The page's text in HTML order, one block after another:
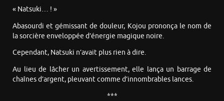
« Natsuki… ! »
Abasourdi et gémissant de douleur, Kojou prononça le nom de
la sorcière enveloppée d’énergie magique noire.
Cependant, Natsuki n’avait plus rien à dire.
Au lieu de lâcher un avertissement, elle lança un barrage de
chaînes d’argent, pleuvant comme d’innombrables lances.
***